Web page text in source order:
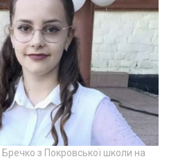
Бречко з Покровської школи на